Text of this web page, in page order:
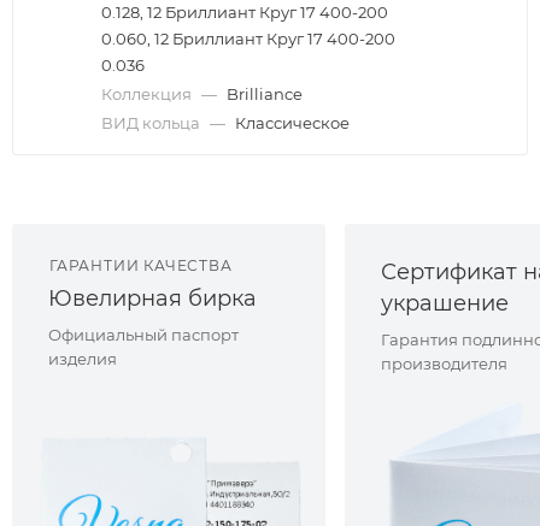
0.128, 12 Бриллиант Круг 17 400-200
0.060, 12 Бриллиант Круг 17 400-200
0.036
Коллекция — Brilliance
ВИД кольца — Классическое
ГАРАНТИИ КАЧЕСТВА
Ювелирная бирка
Официальный паспорт
изделия
Сертификат
украшение
Гарантия
производителя